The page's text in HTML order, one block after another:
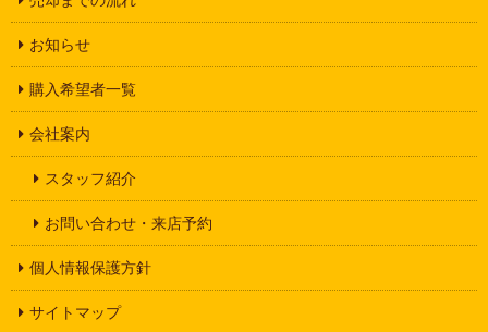
お知らせ
購入希望者一覧
会社案内
スタッフ紹介
お問い合わせ・来店予約
個人情報保護方針
サイトマップ